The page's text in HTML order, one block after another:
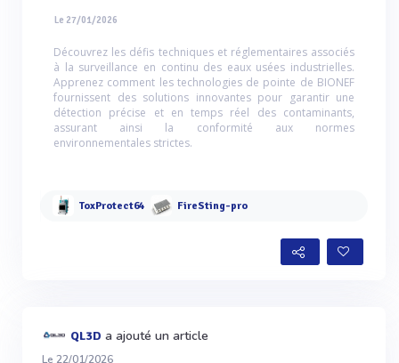
Le 27/01/2026
Découvrez les défis techniques et réglementaires associés
à la surveillance en continu des eaux usées industrielles.
Apprenez comment les technologies de pointe de BIONEF
fournissent des solutions innovantes pour garantir une
détection précise et en temps réel des contaminants,
assurant ainsi la conformité aux normes
environnementales strictes.
ToxProtect64 FireSting-pro
QL3D a ajouté un article
Le 22/01/2026